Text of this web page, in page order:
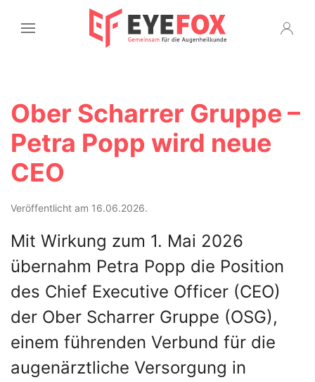
Ober Scharrer Gruppe –
Petra Popp wird neue
CEO
Veröffentlicht am 16.06.2026.
Mit Wirkung zum 1. Mai 2026
übernahm Petra Popp die Position
des Chief Executive Officer (CEO)
der Ober Scharrer Gruppe (OSG),
einem führenden Verbund für die
augenärztliche Versorgung in